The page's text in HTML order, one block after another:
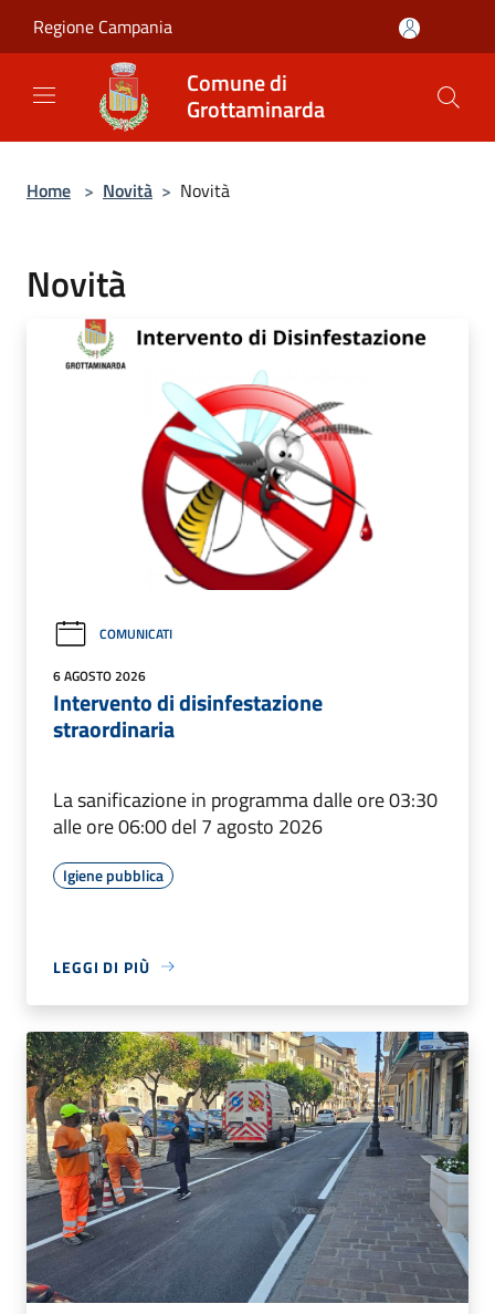
Regione Campania
Comune di
Grottaminarda
Home > Novità > Novità
Novità
COMUNICATI
6 AGOSTO 2026
Intervento di disinfestazione
straordinaria
La sanificazione in programma dalle ore 03:30
alle ore 06:00 del 7 agosto 2026
Igiene pubblica
LEGGI DI PIÙ